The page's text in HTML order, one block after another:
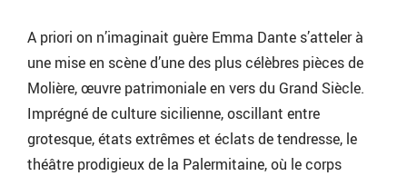
A priori on n’imaginait guère Emma Dante s’atteler à
une mise en scène d’une des plus célèbres pièces de
Molière, œuvre patrimoniale en vers du Grand Siècle.
Imprégné de culture sicilienne, oscillant entre
grotesque, états extrêmes et éclats de tendresse, le
théâtre prodigieux de la Palermitaine, où le corps